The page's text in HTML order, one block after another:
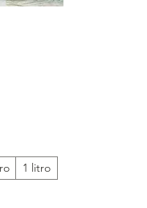
1 litro